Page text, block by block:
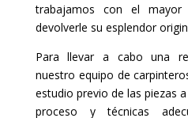
trabajamos con el
devolverle su esplendor
Para llevar a cabo una
nuestro equipo de
estudio previo de las piezas
proceso y técnicas